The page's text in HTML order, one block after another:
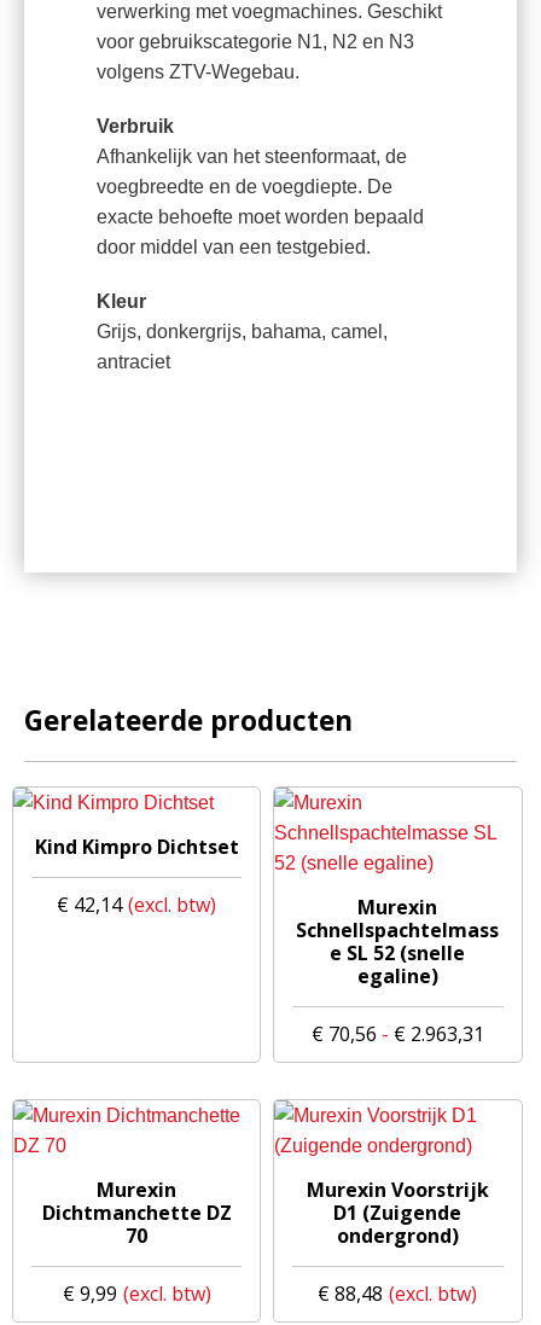
verwerking met voegmachines. Geschikt
voor gebruikscategorie N1, N2 en N3
volgens ZTV-Wegebau.
Verbruik
Afhankelijk van het steenformaat, de
voegbreedte en de voegdiepte. De
exacte behoefte moet worden bepaald
door middel van een testgebied.
Kleur
Grijs, donkergrijs, bahama, camel,
antraciet
Gerelateerde producten
Kind Kimpro Dichtset
€ 42,14
product
variaties.
Deze
kan
gekozen
productpagina
Murexin
Schnellspachtelmass
e SL 52 (snelle
egaline)
€70,56 - €2.963,31
€
tot
Murexin
Dichtmanchette DZ
70
€9,99
Murexin Voorstrijk
D1 (Zuigende
ondergrond)
€88,48